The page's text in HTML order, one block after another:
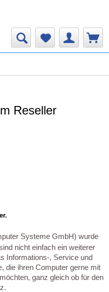
Reseller
Systeme GmbH) wurde
nicht einfach ein weiterer
Informations-, Service und
die ihren Computer gerne mit
ganz gleich ob für den